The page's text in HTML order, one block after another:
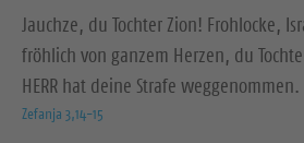
Jauchze, du Tochter Zion! Frohlocke,
fröhlich von ganzem Herzen, du
HERR hat deine Strafe weggenommen.
Zefanja 3,14-15